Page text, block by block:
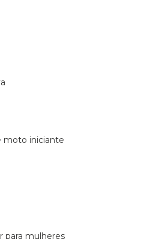
moto iniciante
para mulheres